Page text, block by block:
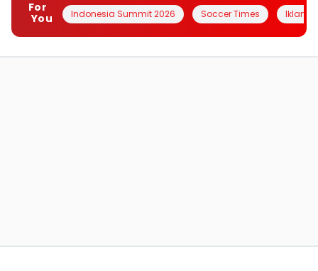
For
You
Indonesia Summit 2026 Soccer Times Iklanin